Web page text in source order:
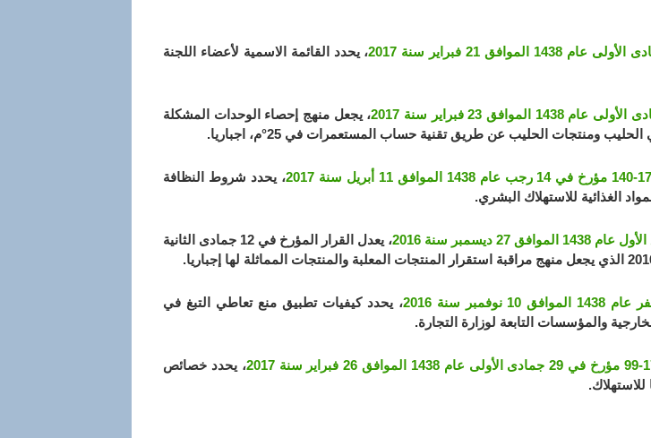
، يحدد القائمة الاسمية لأعضاء اللجنة
، يجعل منهج إحصاء الوحدات المشكلة
ومنتجات الحليب عن طريق تقنية حساب المستعمرات في 25°م، اجباريا.
،يحدد شروط النظافة
الغذائية للاستهلاك البشري.
، يعدل القرار المؤرخ في 12 جمادى الثانية
، يحدد كيفيات تطبيق منع تعاطي التبغ في
والمؤسسات التابعة لوزارة التجارة.
، يحدد خصائص